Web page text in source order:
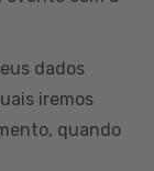
dados
iremos
quando